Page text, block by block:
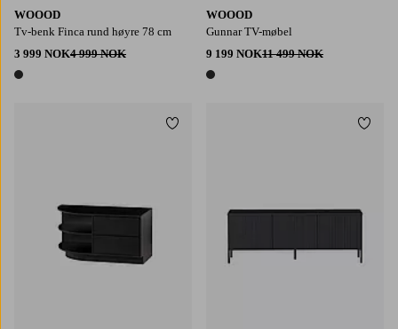
WOOOD
Tv-benk Finca rund høyre 78 cm
3 999 NOK4 999 NOK
1 farge
WOOOD
Gunnar TV-møbel
9 199 NOK11 499 NOK
1 farge
Legg til favoritter